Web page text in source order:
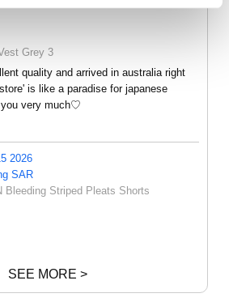
Grey 3
quality and arrived in australia right
is like a paradise for japanese
very much♡
2026
SAR
Bleeding Striped Pleats Shorts
SEE MORE >